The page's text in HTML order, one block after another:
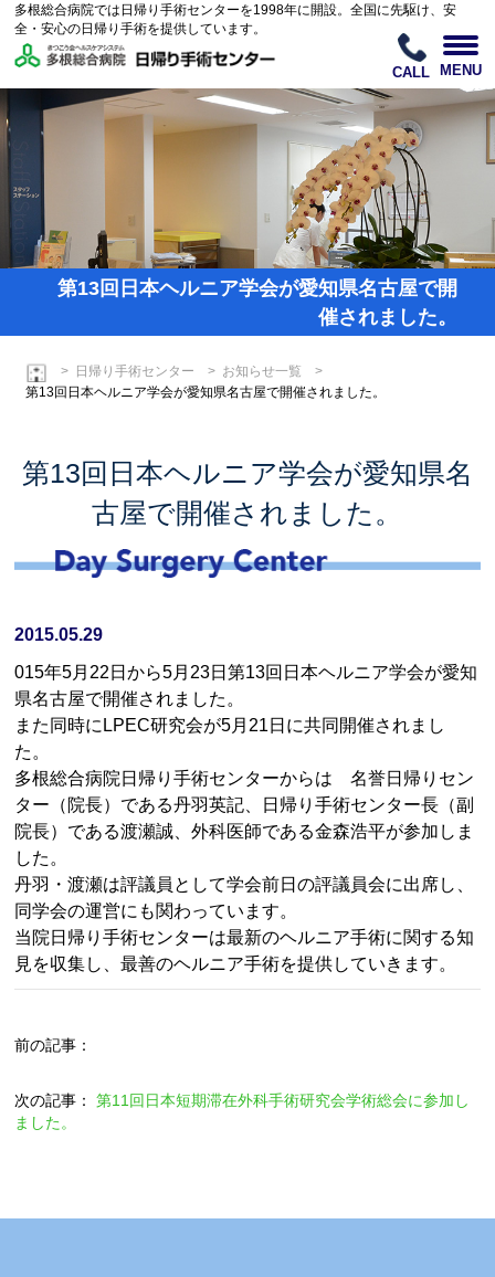
多根総合病院では日帰り手術センターを1998年に開設。全国に先駆け、安
全・安心の日帰り手術を提供しています。
CALL MENU
第13回日本ヘルニア学会が愛知県名古屋で開
催されました。
日帰り手術センター
お知らせ一覧
第13回日本ヘルニア学会が愛知県名古屋で開催されました。
第13回日本ヘルニア学会が愛知県名
古屋で開催されました。
2015.05.29
015年5月22日から5月23日第13回日本ヘルニア学会が愛知
県名古屋で開催されました。
また同時にLPEC研究会が5月21日に共同開催されまし
た。
多根総合病院日帰り手術センターからは 名誉日帰りセン
ター（院長）である丹羽英記、日帰り手術センター長（副
院長）である渡瀬誠、外科医師である金森浩平が参加しま
した。
丹羽・渡瀬は評議員として学会前日の評議員会に出席し、
同学会の運営にも関わっています。
当院日帰り手術センターは最新のヘルニア手術に関する知
見を収集し、最善のヘルニア手術を提供していきます。
前の記事：
次の記事：第11回日本短期滞在外科手術研究会学術総会に参加し
ました。